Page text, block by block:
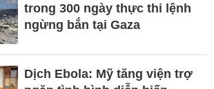
trong 300 ngày thực thi lệnh
ngừng bắn tại Gaza
Dịch Ebola: Mỹ tăng viện trợ